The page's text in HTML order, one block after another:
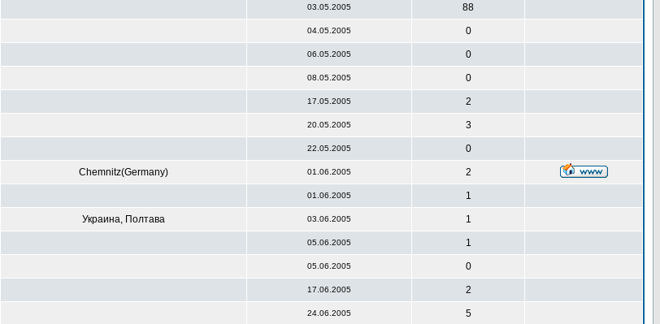
03.05.2005 88
04.05.2005 0
06.05.2005 0
08.05.2005 0
17.05.2005 2
20.05.2005 3
22.05.2005 0
Chemnitz(Germany) 01.06.2005 2
01.06.2005 1
Украина, Полтава 03.06.2005 1
05.06.2005 1
05.06.2005 0
17.06.2005 2
24.06.2005 5